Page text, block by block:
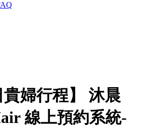
貴婦行程】 沐晨
線上預約系統-